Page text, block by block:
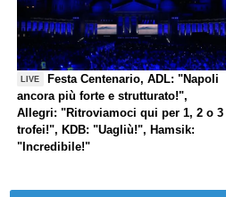
LIVE
Festa Centenario, ADL: "Napoli
ancora più forte e strutturato!",
Allegri: "Ritroviamoci qui per 1, 2 o 3
trofei!", KDB: "Uagliù!", Hamsik:
"Incredibile!"